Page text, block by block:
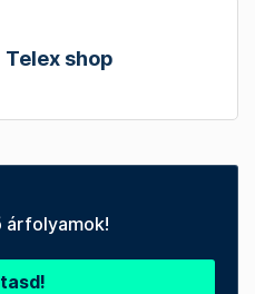
Telex shop
árfolyamok!